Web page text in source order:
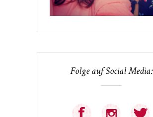
Folge auf Social Media: